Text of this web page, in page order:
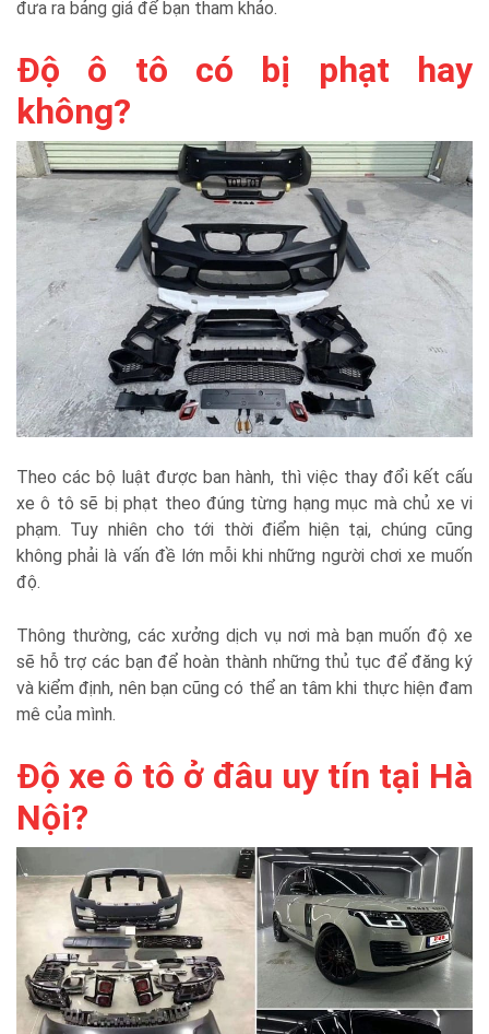
đưa ra bảng giá để bạn tham khảo.
Độ ô tô có bị phạt hay
không?
Theo các bộ luật được ban hành, thì việc thay đổi kết cấu
xe ô tô sẽ bị phạt theo đúng từng hạng mục mà chủ xe vi
phạm. Tuy nhiên cho tới thời điểm hiện tại, chúng cũng
không phải là vấn đề lớn mỗi khi những người chơi xe muốn
độ.
Thông thường, các xưởng dịch vụ nơi mà bạn muốn độ xe
sẽ hỗ trợ các bạn để hoàn thành những thủ tục để đăng ký
và kiểm định, nên bạn cũng có thể an tâm khi thực hiện đam
mê của mình.
Độ xe ô tô ở đâu uy tín tại Hà
Nội?